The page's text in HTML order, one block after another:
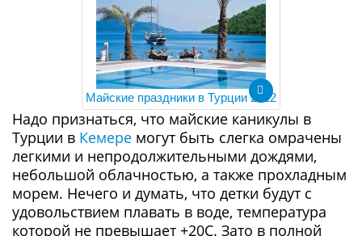
Майские праздники в Турции 2022
Надо признаться, что майские каникулы в
Турции в Кемере могут быть слегка омрачены
легкими и непродолжительными дождями,
небольшой облачностью, а также прохладным
морем. Нечего и думать, что детки будут с
удовольствием плавать в воде, температура
которой не превышает +20С. Зато в полной